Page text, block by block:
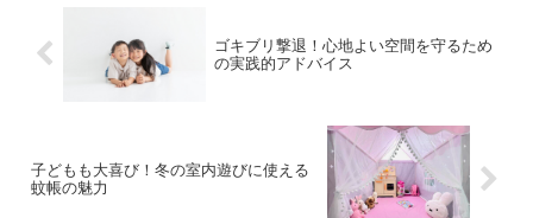
ゴキブリ撃退！心地よい空間を守るため
の実践的アドバイス
子どもも大喜び！冬の室内遊びに使える
蚊帳の魅力